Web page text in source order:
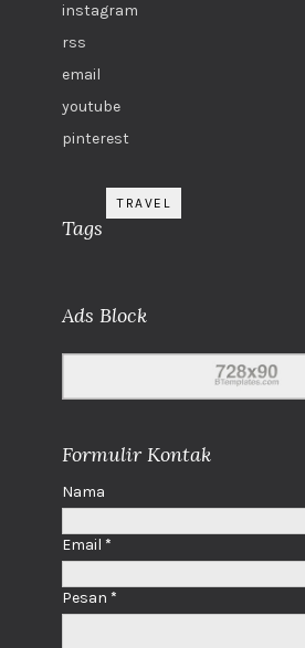
instagram
rss
email
youtube
pinterest
Tags
TRAVEL
Ads Block
Formulir Kontak
Nama
Email *
Pesan *